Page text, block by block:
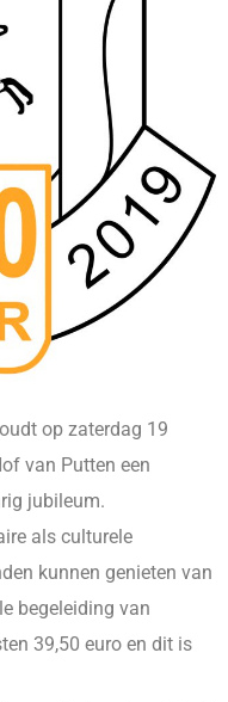
op zaterdag 19
van Putten een
jubileum.
als culturele
kunnen genieten van
begeleiding van
39,50 euro en dit is